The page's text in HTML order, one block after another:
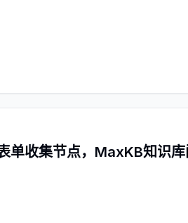
单收集节点，MaxKB知识